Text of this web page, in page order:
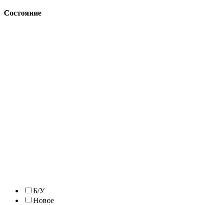
Состояние
Б/У
Новое